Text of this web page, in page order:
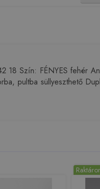
Szín: FÉNYES fehér
pultba süllyeszthető